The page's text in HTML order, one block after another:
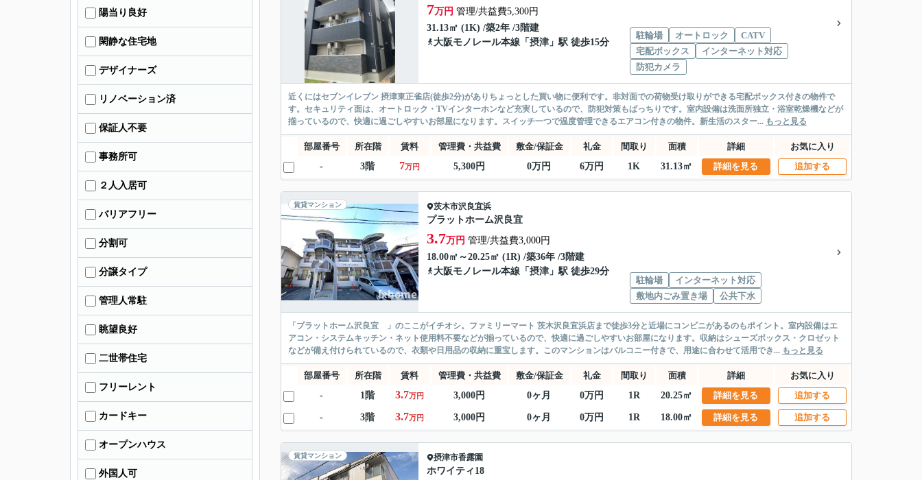
7万円 管理/共益費5,300円
31.13㎡ (1K) /築2年 /3階建
大阪モノレール本線 「 摂津 」駅 徒歩15分
駐輪場 オートロック
CATV
宅配ボックス
インターネット対応
防犯カメラ
近くにはセブンイレブン 摂津東正雀店(徒歩2分)がありちょっとした買い物に便利です。非対面での荷物受け取りができる宅配ボックス付きの物件で
す。セキュリティ面は、オートロック・TVインターホンなど充実しているので、防犯対策もばっちりです。室内設備は洗面所独立・浴室乾燥機などが
揃っているので、快適に過ごしやすいお部屋になります。スイッチ一つで温度管理できるエアコン付きの物件。新生活のスター... もっと見る
部屋番号 所在階 賃料 管理費・共益費 敷金/保証金 礼金 間取り 面積 詳細
お気に入り
-
3階 7万円 5,300円 0万円 6万円 1K 31.13㎡ 詳細を見る 追加する
賃貸マンション 茨木市沢良宜浜
プラットホーム沢良宜
3.7万円 管理/共益費3,000円
18.00㎡～20.25㎡ (1R) /築36年 /3階建
大阪モノレール本線 「 摂津 」駅 徒歩29分
駐輪場
インターネット対応
敷地内ごみ置き場
公共下水
「プラットホーム沢良宜 」のここがイチオシ。ファミリーマート 茨木沢良宜浜店まで徒歩3分と近場にコンビニがあるのもポイント。室内設備はエ
アコン・システムキッチン・ネット使用料不要などが揃っているので、快適に過ごしやすいお部屋になります。収納はシューズボックス・クロゼット
などが備え付けられているので、衣類や日用品の収納に重宝します。このマンションはバルコニー付きで、用途に合わせて活用でき... もっと見る
部屋番号 所在階 賃料 管理費・共益費 敷金/保証金 礼金 間取り 面積 詳細
お気に入り
-
1階 3.7万円 3,000円 0ヶ月 0万円 1R 20.25㎡ 詳細を見る 追加する
- 3階 3.7万円 3,000円 0ヶ月 0万円 1R 18.00㎡ 詳細を見る 追加する
賃貸マンション 摂津市香露園
ホワイティ18
陽当り良好
閑静な住宅地
デザイナーズ
リノベーション済
保証人不要
事務所可
２人入居可
バリアフリー
分割可
分譲タイプ
管理人常駐
眺望良好
二世帯住宅
フリーレント
カードキー
オープンハウス
外国人可